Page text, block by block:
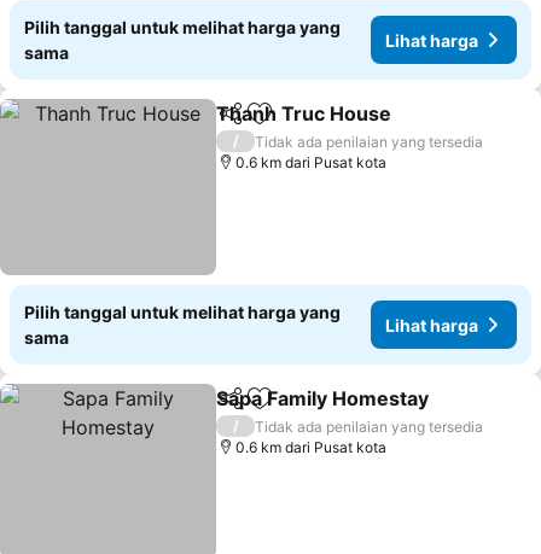
Pilih tanggal untuk melihat harga yang
sama
Lihat harga
BagikanTambahkan ke favorit
Thanh Truc House
/
Tidak ada penilaian yang tersedia
0.6 km dari Pusat kota
Pilih tanggal untuk melihat harga yang
sama
Lihat harga
BagikanTambahkan ke favorit
Sapa Family Homestay
/
Tidak ada penilaian yang tersedia
0.6 km dari Pusat kota